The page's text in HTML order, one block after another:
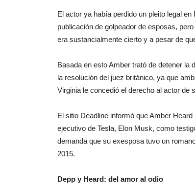
El actor ya había perdido un pleito legal
publicación de golpeador de esposas,
era sustancialmente cierto y a pesar de
Basada en esto Amber trató de detener la
la resolución del juez británico, ya que
Virginia le concedió el derecho al actor de
El sitio Deadline informó que Amber
ejecutivo de Tesla, Elon Musk, como
demanda que su exesposa tuvo un
2015.
Depp y Heard: del amor al odio